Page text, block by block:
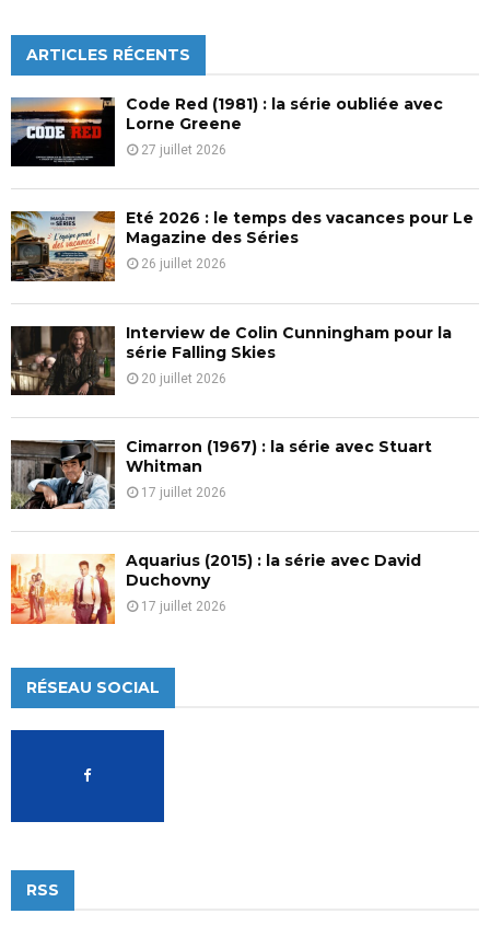
h
f
o
r
:
C
ARTICLES RÉCENTS
Code Red (1981) : la série oubliée avec
Lorne Greene
27 juillet 2026
Eté 2026 : le temps des vacances pour Le
Magazine des Séries
26 juillet 2026
Interview de Colin Cunningham pour la
série Falling Skies
20 juillet 2026
Cimarron (1967) : la série avec Stuart
Whitman
17 juillet 2026
Aquarius (2015) : la série avec David
Duchovny
17 juillet 2026
RÉSEAU SOCIAL
RSS